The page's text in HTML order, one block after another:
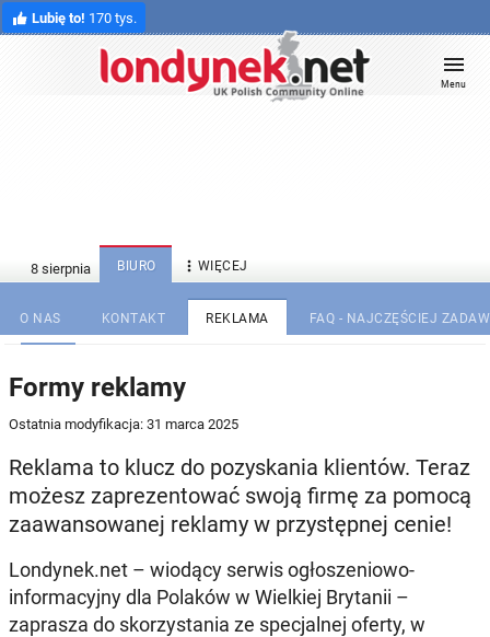
Lubię to! 170 tys.
Menu
BIURO  WIĘCEJ
O NAS KONTAKT REKLAMA FAQ - NAJCZĘŚCIEJ
Formy reklamy
Ostatnia modyfikacja: 31 marca 2025
Reklama to klucz do pozyskania klientów. Teraz
możesz zaprezentować swoją firmę za pomocą
zaawansowanej reklamy w przystępnej cenie!
Londynek.net – wiodący serwis ogłoszeniowo-
informacyjny dla Polaków w Wielkiej Brytanii –
zaprasza do skorzystania ze specjalnej oferty, w